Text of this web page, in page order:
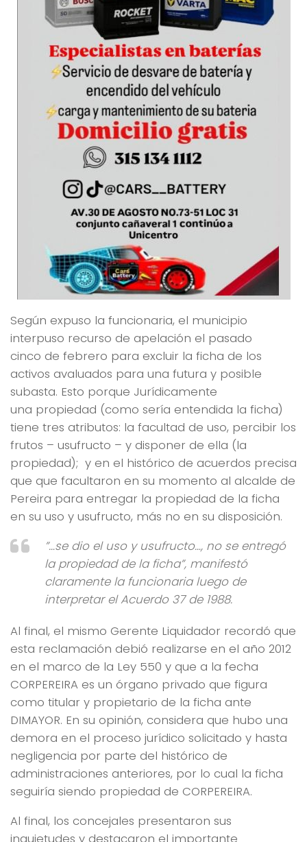
Según expuso la funcionaria, el municipio
interpuso recurso de apelación el pasado
cinco de febrero para excluir la ficha de los
activos avaluados para una futura y posible
subasta. Esto porque Jurídicamente
una propiedad (como sería entendida la ficha)
tiene tres atributos: la facultad de uso, percibir los
frutos – usufructo – y disponer de ella (la
propiedad); y en el histórico de acuerdos precisa
que que facultaron en su momento al alcalde de
Pereira para entregar la propiedad de la ficha
en su uso y usufructo, más no en su disposición.
”…se dio el uso y usufructo…, no se entregó
la propiedad de la ficha”, manifestó
claramente la funcionaria luego de
interpretar el Acuerdo 37 de 1988.
Al final, el mismo Gerente Liquidador recordó que
esta reclamación debió realizarse en el año 2012
en el marco de la Ley 550 y que a la fecha
CORPEREIRA es un órgano privado que figura
como titular y propietario de la ficha ante
DIMAYOR. En su opinión, considera que hubo una
demora en el proceso jurídico solicitado y hasta
negligencia por parte del histórico de
administraciones anteriores, por lo cual la ficha
seguiría siendo propiedad de CORPEREIRA.
Al final, los concejales presentaron sus
inquietudes y destacaron el importante